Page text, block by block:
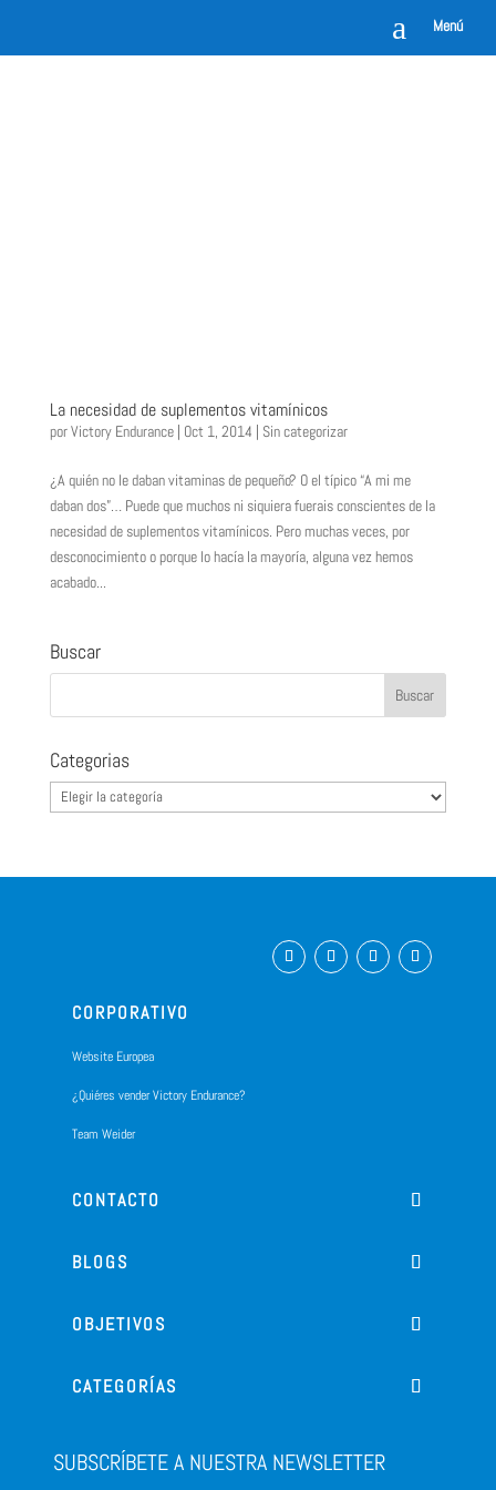
a Menú
La necesidad de suplementos vitamínicos
porVictory Endurance| Oct 1, 2014 | Sin categorizar
¿A quién no le daban vitaminas de pequeño? O el típico “A mi me
daban dos”… Puede que muchos ni siquiera fuerais conscientes de la
necesidad de suplementos vitamínicos. Pero muchas veces, por
desconocimiento o porque lo hacía la mayoría, alguna vez hemos
acabado...
Buscar
Categorias
Categorias
CORPORATIVO
Website Europea
¿Quiéres vender Victory Endurance?
Team Weider
CONTACTO
BLOGS
OBJETIVOS
CATEGORÍAS
SUBSCRÍBETE A NUESTRA NEWSLETTER